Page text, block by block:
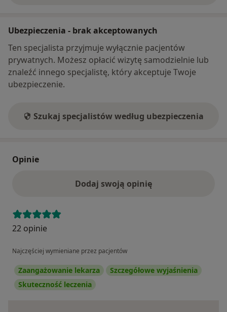
Ubezpieczenia - brak akceptowanych
Ten specjalista przyjmuje wyłącznie pacjentów
prywatnych. Możesz opłacić wizytę samodzielnie lub
znaleźć innego specjalistę, który akceptuje Twoje
ubezpieczenie.
Szukaj specjalistów według ubezpieczenia
Opinie
Dodaj swoją opinię
22 opinie
Najczęściej wymieniane przez pacjentów
Zaangażowanie lekarza
Szczegółowe wyjaśnienia
Skuteczność leczenia